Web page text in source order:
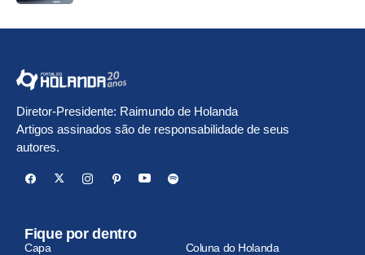
Diretor-Presidente: Raimundo de Holanda
Artigos assinados são de responsabilidade de seus
autores.
Fique por dentro
Capa
Coluna do Holanda